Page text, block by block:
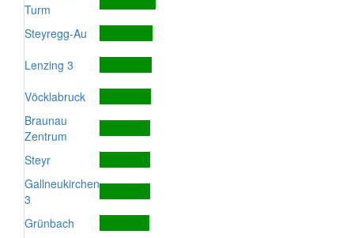
Turm
Steyregg-Au
Lenzing 3
Vöcklabruck
Braunau
Zentrum
Steyr
Gallneukirchen
3
Grünbach